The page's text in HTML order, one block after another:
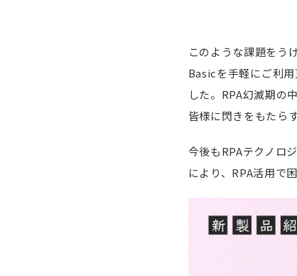
このような課題をう
Basicを手軽にご利
した。RPA幻滅期の
皆様に閃きをもたら
今後もRPAテクノロ
により、RPA活用で